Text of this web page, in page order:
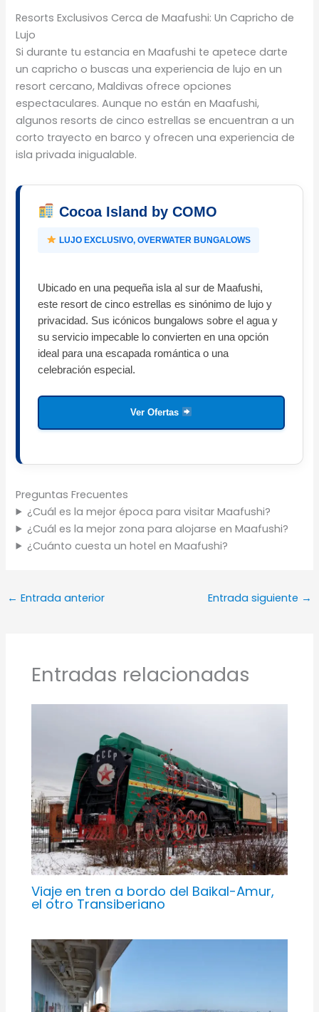
Resorts Exclusivos Cerca de Maafushi: Un Capricho de
Lujo
Si durante tu estancia en Maafushi te apetece darte
un capricho o buscas una experiencia de lujo en un
resort cercano, Maldivas ofrece opciones
espectaculares. Aunque no están en Maafushi,
algunos resorts de cinco estrellas se encuentran a un
corto trayecto en barco y ofrecen una experiencia de
isla privada inigualable.
Cocoa Island by COMO
LUJO EXCLUSIVO, OVERWATER BUNGALOWS
Ubicado en una pequeña isla al sur de Maafushi,
este resort de cinco estrellas es sinónimo de lujo y
privacidad. Sus icónicos bungalows sobre el agua y
su servicio impecable lo convierten en una opción
ideal para una escapada romántica o una
celebración especial.
Ver Ofertas
Preguntas Frecuentes
¿Cuál es la mejor época para visitar Maafushi?
¿Cuál es la mejor zona para alojarse en Maafushi?
¿Cuánto cuesta un hotel en Maafushi?
← Entrada anterior Entrada siguiente →
Entradas relacionadas
Viaje en tren a bordo del Baikal-Amur,
el otro Transiberiano